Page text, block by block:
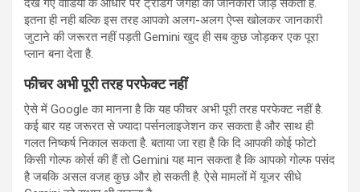
देखे गए वीडियो के आधार पर ट्रेंडिंग जगहों की जानकारी जोड़ सकता है.
इतना ही नही बल्कि इस तरह आपको अलग-अलग ऐप्स खोलकर जानकारी
जुटाने की जरूरत नहीं पड़ती Gemini खुद ही सब कुछ जोड़कर एक पूरा
प्लान बना देता है.
फीचर अभी पूरी तरह परफेक्ट नहीं
ऐसे में Google का मानना है कि यह फीचर अभी पूरी तरह परफेक्ट नहीं है.
कई बार यह जरूरत से ज्यादा पर्सनलाइजेशन कर सकता है और साथ ही
गलत निष्कर्ष निकाल सकता है. बताया जा रहा है कि दि आपकी कोई फोटो
किसी गोल्फ कोर्स की हैं तो Gemini यह मान सकता है कि आपको गोल्फ पसंद
है जबकि असल वजह कुछ और हो सकती है. ऐसे मामलों में यूजर सीधे